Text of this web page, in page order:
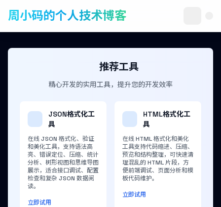
周小码的个人技术博客
推荐工具
精心开发的实用工具，提升您的开发效率
JSON格式化工
具
在线 JSON 格式化、验证
和美化工具，支持语法高
亮、错误定位、压缩、统计
分析、树形视图和思维导图
展示，适合接口调试、配置
检查和复杂 JSON 数据阅
读。
立即试用
HTML格式化工
具
在线 HTML 格式化和美化
工具支持代码缩进、压缩、
预览和结构整理，可快速清
理混乱的 HTML 片段，方
便前端调试、页面分析和模
板代码维护。
立即试用